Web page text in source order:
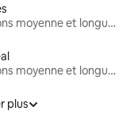
Locations moyenne et longue durée
Locations moyenne et longue durée
plus